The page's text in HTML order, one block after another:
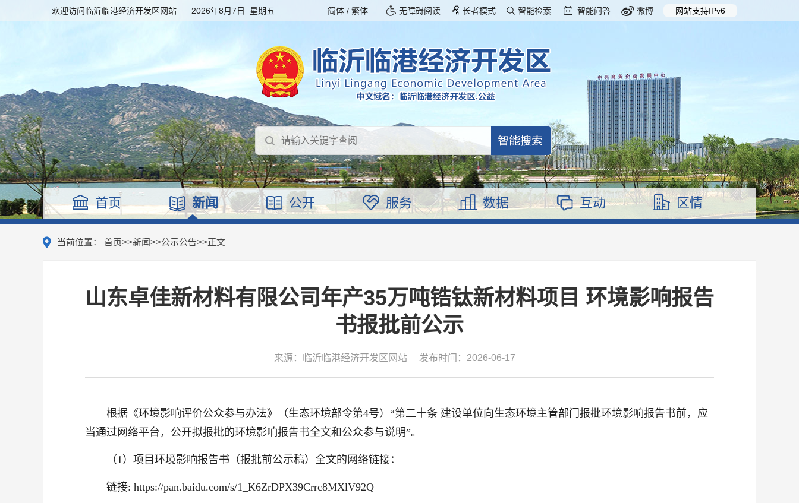
欢迎访问临沂临港经济开发区网站 2026年8月7日 星期五 无障碍阅读 长者模式 智能检索 智能问答 微博 网站支持IPv6
简体 / 繁体
首页 新闻 公开 服务 数据 互动 区情
当前位置： 首页>>新闻>>公示公告>>正文
山东卓佳新材料有限公司年产35万吨锆钛新材料项目 环境影响报告
书报批前公示
来源：临沂临港经济开发区网站 发布时间：2026-06-17
根据《环境影响评价公众参与办法》（生态环境部令第4号）“第二十条 建设单位向生态环境主管部门报批环境影响报告书前，应
当通过网络平台，公开拟报批的环境影响报告书全文和公众参与说明”。
（1）项目环境影响报告书（报批前公示稿）全文的网络链接：
链接: https://pan.baidu.com/s/1_K6ZrDPX39Crrc8MXlV92Q